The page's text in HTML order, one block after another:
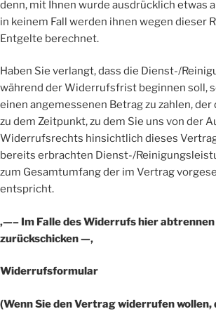
denn, mit Ihnen wurde ausdrücklich etwas
in keinem Fall werden ihnen wegen dieser
Entgelte berechnet.
Haben Sie verlangt, dass die Dienst-/
während der Widerrufsfrist beginnen soll,
einen angemessenen Betrag zu zahlen,
zu dem Zeitpunkt, zu dem Sie uns von der
Widerrufsrechts hinsichtlich dieses
bereits erbrachten Dienst-/
zum Gesamtumfang der im Vertrag
entspricht.
‚—– Im Falle des Widerrufs hier abtrennen
zurückschicken —‚
Widerrufsformular
(Wenn Sie den Vertrag widerrufen wollen,